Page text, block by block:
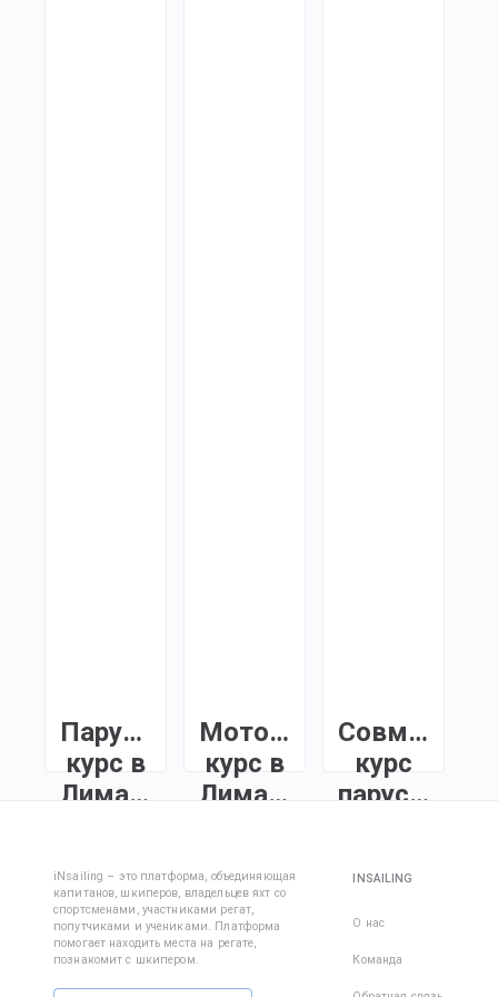
Парусный
курс в
Лимассоле
шкипером и
арендовать яхты
по всему миру,
пройдите курс
Моторный
курс в
Лимассоле
Лимассоле с
практическим
обучением в
море. Освойте
курс
пройти
курс и получить
международные
iNsailing – это платформа, объединяющая
капитанов, шкиперов, владельцев яхт со
спортсменами, участниками регат,
попутчиками и учениками. Платформа
помогает находить места на регате,
познакомит с шкипером.
INSAILING
О нас
Команда